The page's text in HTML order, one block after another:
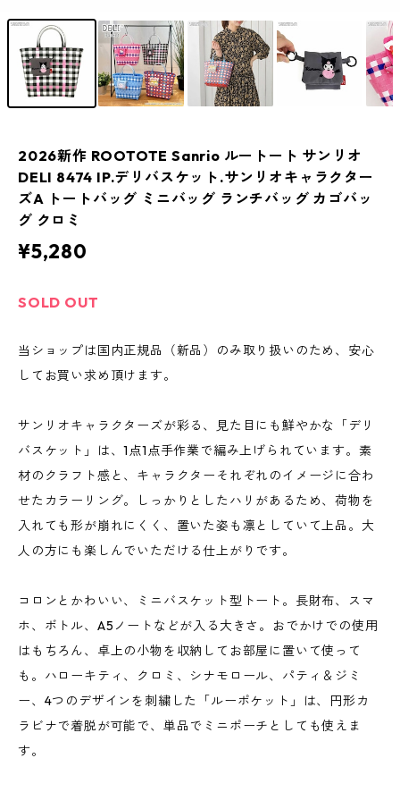
2026新作 ROOTOTE Sanrio ルートート サンリオ
DELI 8474 IP.デリバスケット.サンリオキャラクター
ズA トートバッグ ミニバッグ ランチバッグ カゴバッ
グ クロミ
¥5,280
SOLD OUT
当ショップは国内正規品（新品）のみ取り扱いのため、安心
してお買い求め頂けます。
サンリオキャラクターズが彩る、見た目にも鮮やかな「デリ
バスケット」は、1点1点手作業で編み上げられています。素
材のクラフト感と、キャラクターそれぞれのイメージに合わ
せたカラーリング。しっかりとしたハリがあるため、荷物を
入れても形が崩れにくく、置いた姿も凛としていて上品。大
人の方にも楽しんでいただける仕上がりです。
コロンとかわいい、ミニバスケット型トート。長財布、スマ
ホ、ボトル、A5ノートなどが入る大きさ。おでかけでの使用
はもちろん、卓上の小物を収納してお部屋に置いて使って
も。ハローキティ、クロミ、シナモロール、パティ＆ジミ
ー、4つのデザインを刺繍した「ルーポケット」は、円形カ
ラビナで着脱が可能で、単品でミニポーチとしても使えま
す。